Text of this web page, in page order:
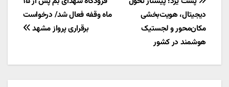
نوشته
ماه وقفه فعال شد/ درخواست
برقراری پرواز مشهد
دیجیتال، هویت‌بخشی
مکان‌محور و لجستیک
هوشمند در کشور